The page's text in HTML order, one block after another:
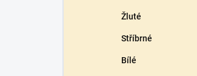
Žluté
Stříbrné
Bílé